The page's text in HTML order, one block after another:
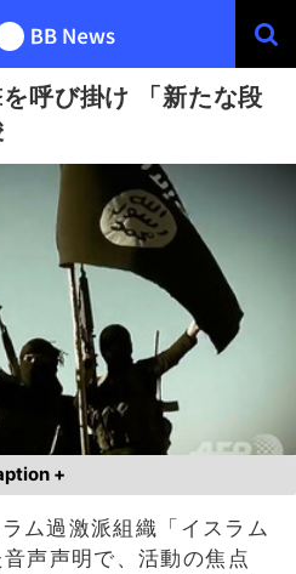
呼び掛け 「新たな段
+
ム過激派組織「イスラム
声声明で、活動の焦点